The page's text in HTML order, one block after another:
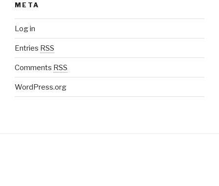
META
Log in
Entries RSS
Comments RSS
WordPress.org